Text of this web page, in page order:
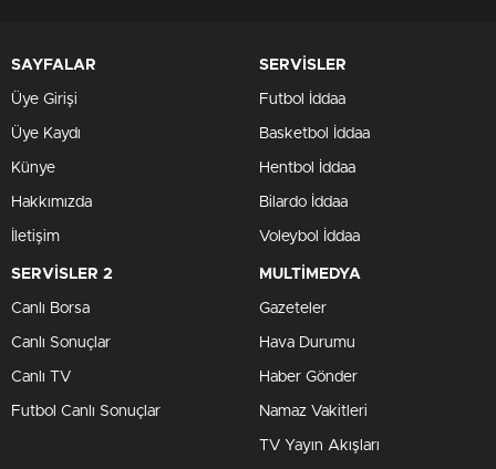
SAYFALAR
Üye Girişi
Üye Kaydı
Künye
Hakkımızda
İletişim
SERVİSLER
Futbol İddaa
Basketbol İddaa
Hentbol İddaa
Bilardo İddaa
Voleybol İddaa
SERVİSLER 2
Canlı Borsa
Canlı Sonuçlar
Canlı TV
Futbol Canlı Sonuçlar
MULTİMEDYA
Gazeteler
Hava Durumu
Haber Gönder
Namaz Vakitleri
TV Yayın Akışları